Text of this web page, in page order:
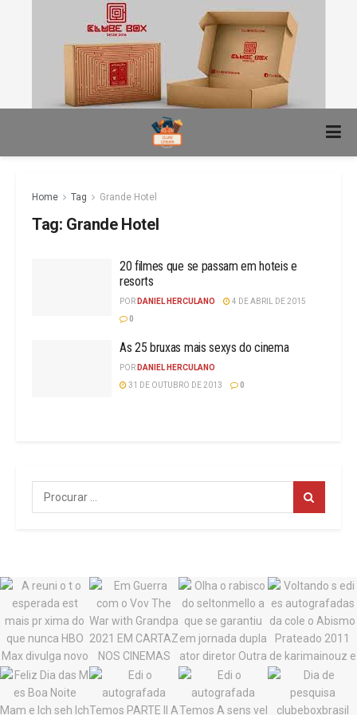
Home Tag Grande Hotel
Tag: Grande Hotel
20 filmes que se passam em hoteis e
resorts
POR DANIEL HERCULANO
4 DE ABRIL DE 2015
0
As 25 bruxas mais sexys do cinema
POR DANIEL HERCULANO
31 DE OUTUBRO DE 2013
0